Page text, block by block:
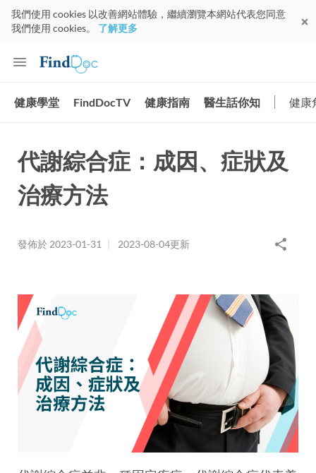
我們使用 cookies 以改善網站體驗，繼續瀏覽本網站代表您同意
我們使用 cookies。 了解更多
健康學堂 FindDocTV 健康指南 醫生話你知 健康
代謝綜合症：成因、症狀及
治療方法
發佈於 2023-01-31 | 2023-08-04更新